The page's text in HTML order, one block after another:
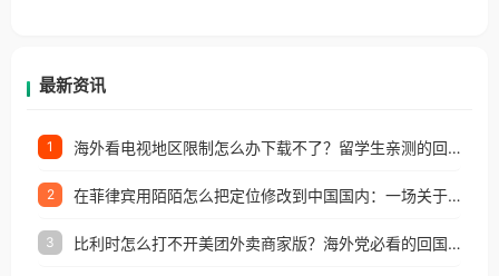
最新资讯
1 海外看电视地区限制怎么办下载不了？留学生亲测的回国加速方案（附2026世界杯观赛技巧）
2 在菲律宾用陌陌怎么把定位修改到中国国内：一场关于归属感与连接的探索
3 比利时怎么打不开美团外卖商家版？海外党必看的回国加速全攻略